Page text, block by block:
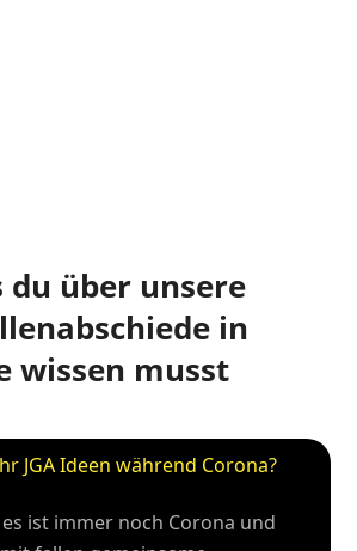
du über unsere
in
wissen musst
JGA Ideen während Corona?
es ist immer noch Corona und